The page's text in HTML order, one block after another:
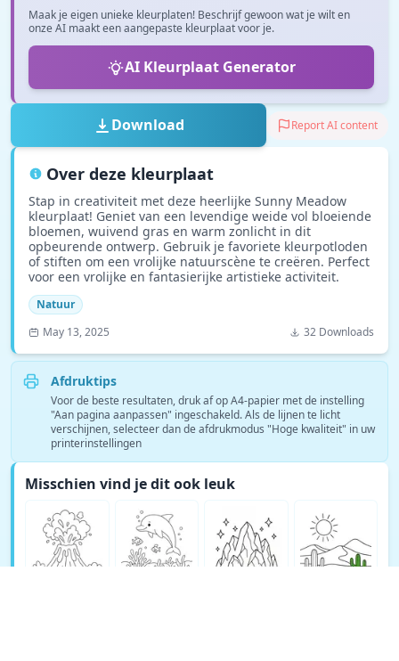
Maak je eigen unieke kleurplaten! Beschrijf gewoon wat je wilt en
onze AI maakt een aangepaste kleurplaat voor je.
AI Kleurplaat Generator
Download Report AI content
Over deze kleurplaat
Stap in creativiteit met deze heerlijke Sunny Meadow
kleurplaat! Geniet van een levendige weide vol bloeiende
bloemen, wuivend gras en warm zonlicht in dit
opbeurende ontwerp. Gebruik je favoriete kleurpotloden
of stiften om een vrolijke natuurscène te creëren. Perfect
voor een vrolijke en fantasierijke artistieke activiteit.
Natuur
May 13, 2025
32 Downloads
Afdruktips
Voor de beste resultaten, druk af op A4-papier met de instelling
"Aan pagina aanpassen" ingeschakeld. Als de lijnen te licht
verschijnen, selecteer dan de afdrukmodus "Hoge kwaliteit" in uw
printerinstellingen
Misschien vind je dit ook leuk